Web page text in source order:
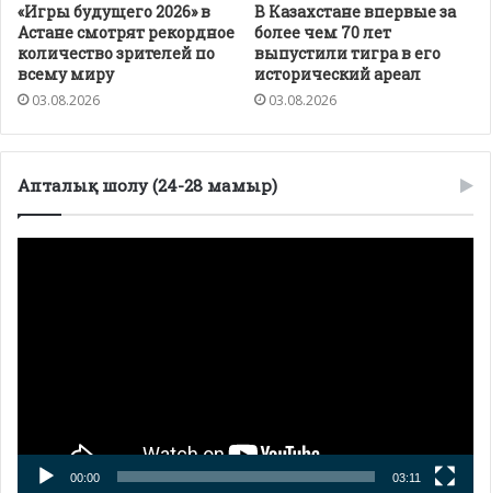
«Игры будущего 2026» в
Астане смотрят рекордное
количество зрителей по
всему миру
03.08.2026
В Казахстане впервые за
более чем 70 лет
выпустили тигра в его
исторический ареал
03.08.2026
Апталық шолу (24-28 мамыр)
00:00 03:11